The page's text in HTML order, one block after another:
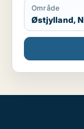
Område
Østjylland,